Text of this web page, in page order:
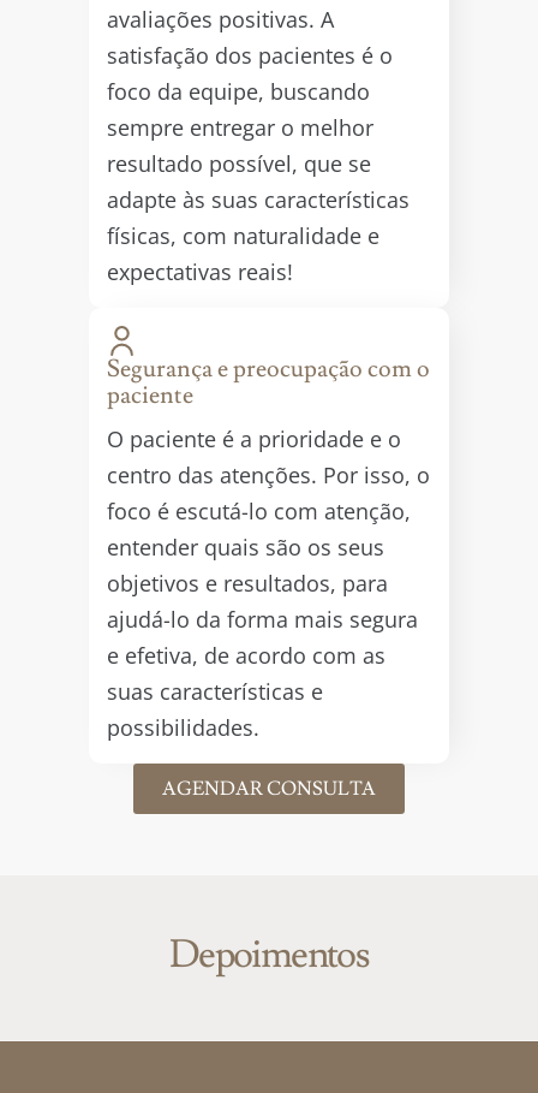
avaliações positivas. A
satisfação dos pacientes é o
foco da equipe, buscando
sempre entregar o melhor
resultado possível, que se
adapte às suas características
físicas, com naturalidade e
expectativas reais!
Segurança e preocupação com o
paciente
O paciente é a prioridade e o
centro das atenções. Por isso, o
foco é escutá-lo com atenção,
entender quais são os seus
objetivos e resultados, para
ajudá-lo da forma mais segura
e efetiva, de acordo com as
suas características e
possibilidades.
AGENDAR CONSULTA
Depoimentos